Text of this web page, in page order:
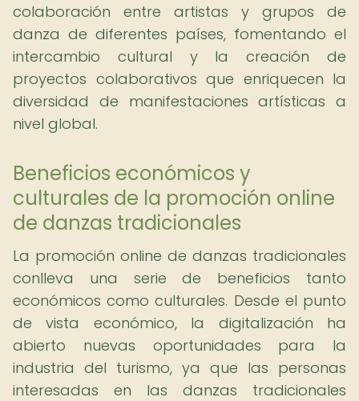
colaboración entre artistas y grupos de
danza de diferentes países, fomentando el
intercambio cultural y la creación de
proyectos colaborativos que enriquecen la
diversidad de manifestaciones artísticas a
nivel global.
Beneficios económicos y
culturales de la promoción online
de danzas tradicionales
La promoción online de danzas tradicionales
conlleva una serie de beneficios tanto
económicos como culturales. Desde el punto
de vista económico, la digitalización ha
abierto nuevas oportunidades para la
industria del turismo, ya que las personas
interesadas en las danzas tradicionales